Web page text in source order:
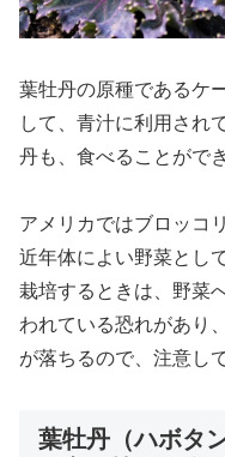
葉牡丹の原種であるケ
して、青汁に利用され
丹も、食べることがで
アメリカではブロッコ
近年体によい野菜とし
栽培するときは、野菜
われている恐れがあり
が落ちるので、注意し
葉牡丹（ハボタ